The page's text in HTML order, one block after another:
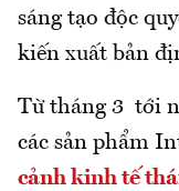
sáng tạo độc
kiến xuất bản
Từ tháng 3 tới
các sản phẩm
cảnh kinh tế